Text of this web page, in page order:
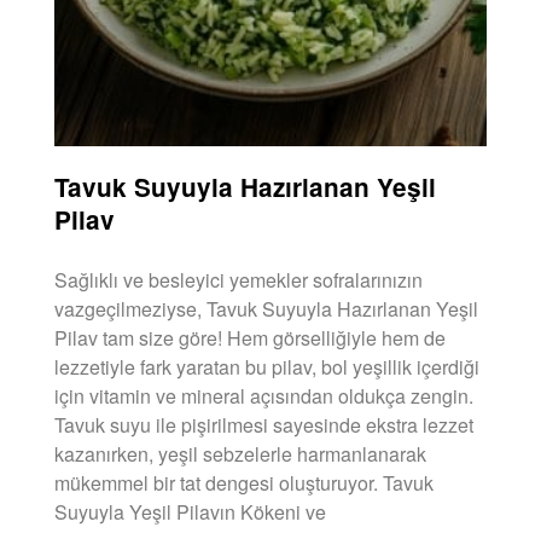
Tavuk Suyuyla Hazırlanan Yeşil
Pilav
Sağlıklı ve besleyici yemekler sofralarınızın
vazgeçilmeziyse, Tavuk Suyuyla Hazırlanan Yeşil
Pilav tam size göre! Hem görselliğiyle hem de
lezzetiyle fark yaratan bu pilav, bol yeşillik içerdiği
için vitamin ve mineral açısından oldukça zengin.
Tavuk suyu ile pişirilmesi sayesinde ekstra lezzet
kazanırken, yeşil sebzelerle harmanlanarak
mükemmel bir tat dengesi oluşturuyor. Tavuk
Suyuyla Yeşil Pilavın Kökeni ve